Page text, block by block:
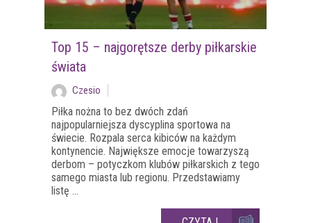
Top 15 – najgorętsze derby piłkarskie
świata
Czesio
Piłka nożna to bez dwóch zdań
najpopularniejsza dyscyplina sportowa na
świecie. Rozpala serca kibiców na każdym
kontynencie. Największe emocje towarzyszą
derbom – potyczkom klubów piłkarskich z tego
samego miasta lub regionu. Przedstawiamy
listę ...